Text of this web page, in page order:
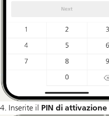
4. Inserite il PIN di attivazione